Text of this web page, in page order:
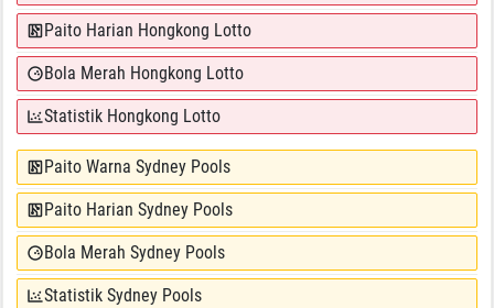
Paito Harian Hongkong Lotto
Bola Merah Hongkong Lotto
Statistik Hongkong Lotto
Paito Warna Sydney Pools
Paito Harian Sydney Pools
Bola Merah Sydney Pools
Statistik Sydney Pools